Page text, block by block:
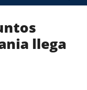
AGENCIA llega